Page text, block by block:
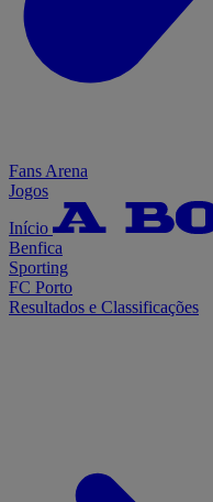
Fans Arena
Jogos
Início
Benfica
Sporting
FC Porto
Resultados e Classificações